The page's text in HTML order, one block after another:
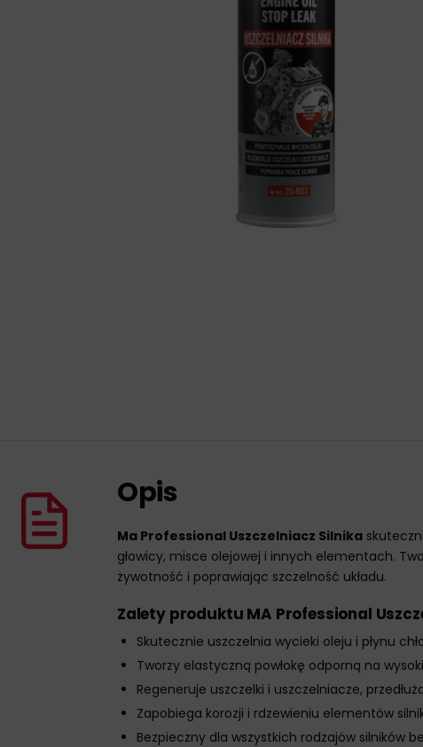
Opis
Ma Professional Uszczelniacz Silnika
głowicy, misce olejowej i innych elementach.
żywotność i poprawiając szczelność układu.
Zalety produktu MA Professional
Skutecznie uszczelnia wycieki oleju i płynu
Tworzy elastyczną powłokę odporną na
Regeneruje uszczelki i uszczelniacze,
Zapobiega korozji i rdzewieniu elementów
Bezpieczny dla wszystkich rodzajów silników